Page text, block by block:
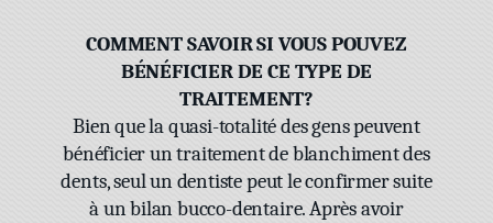
COMMENT SAVOIR SI VOUS POUVEZ
BÉNÉFICIER DE CE TYPE DE
TRAITEMENT?
Bien que la quasi-totalité des gens peuvent
bénéficier un traitement de blanchiment des
dents, seul un dentiste peut le confirmer suite
à un bilan bucco-dentaire. Après avoir